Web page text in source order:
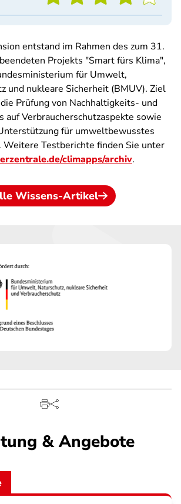
entstand im Rahmen des zum 31.
Projekts "Smart fürs Klima",
für Umwelt,
und nukleare Sicherheit (BMUV). Ziel
Prüfung von Nachhaltigkeits- und
auf Verbraucherschutzaspekte sowie
für umweltbewusstes
Testberichte finden Sie unter
climapps/archiv.
Wissens-Artikel
& Angebote